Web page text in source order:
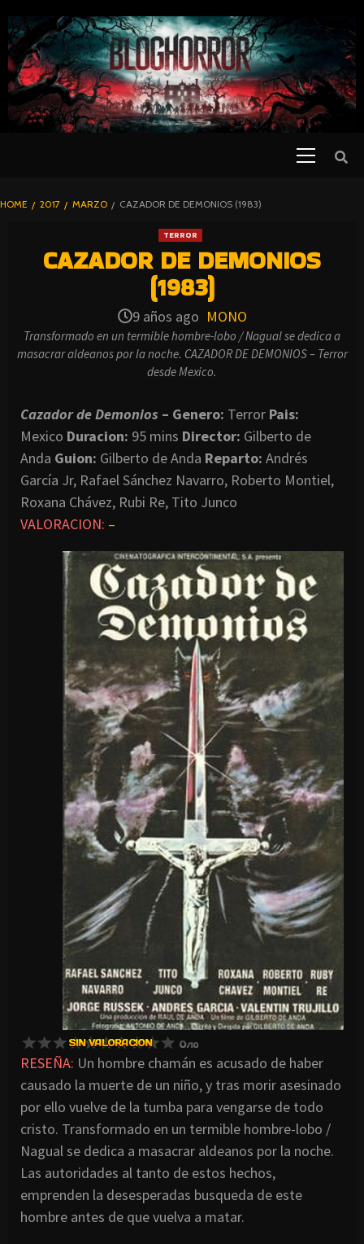
TO
CONTENT
BLOGHORROR
HOME 2017 MARZO CAZADOR DE DEMONIOS (1983)
TERROR
CAZADOR DE DEMONIOS
(1983)
9 años ago MONO
Transformado en un termible hombre-lobo / Nagual se dedica a
masacrar aldeanos por la noche. CAZADOR DE DEMONIOS – Terror
desde Mexico.
Cazador de Demonios – Genero: Terror Pais:
Mexico Duracion: 95 mins Director: Gilberto de
Anda Guion: Gilberto de Anda Reparto: Andrés
García Jr, Rafael Sánchez Navarro, Roberto Montiel,
Roxana Chávez, Rubi Re, Tito Junco
VALORACION: –
RESEÑA: Un hombre chamán es acusado de haber
causado la muerte de un niño, y tras morir asesinado
por ello vuelve de la tumba para vengarse de todo
cristo. Transformado en un termible hombre-lobo /
Nagual se dedica a masacrar aldeanos por la noche.
Las autoridades al tanto de estos hechos,
emprenden la desesperadas busqueda de este
hombre antes de que vuelva a matar.